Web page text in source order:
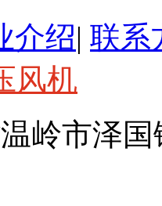
介绍| 联系
风机
岭市泽